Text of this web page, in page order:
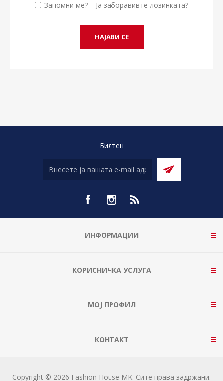
Запомни ме? Ја заборавивте лозинката?
Билтен
ИНФОРМАЦИИ
КОРИСНИЧКА УСЛУГА
МОЈ ПРОФИЛ
КОНТАКТ
Copyright © 2026 Fashion House MK. Сите права задржани.